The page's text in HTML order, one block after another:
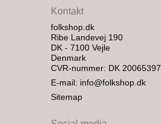
Kontakt
folkshop.dk
Ribe Landevej 190
DK - 7100 Vejle
Denmark
CVR-nummer: DK 20065397
E-mail: info@folkshop.dk
Sitemap